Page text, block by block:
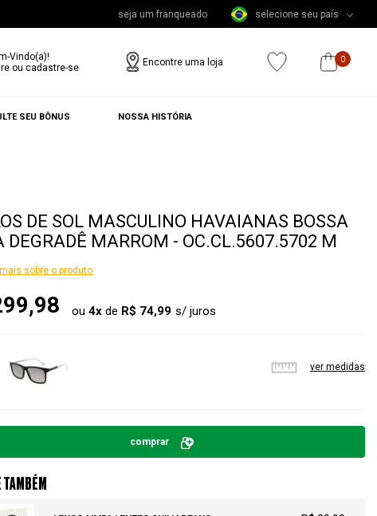
seja um franqueado selecione seu país
Vindo(a)!
ou cadastre-se
Encontre uma loja 0
SEU BÔNUS NOSSA HISTÓRIA
DE SOL MASCULINO HAVAIANAS BOSSA
DEGRADÊ MARROM - OC.CL.5607.5702 M
sobre o produto
ou4x de R$ 74,99
ver medidas
comprar